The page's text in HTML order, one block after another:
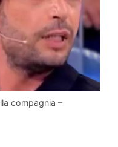
compagnia –